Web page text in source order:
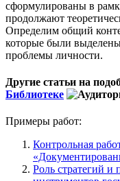
сформулированы в
продолжают
Определим общий
которые были
проблемы личности.
Другие статьи на
Библиотеке
Примеры работ:
Контрольная
Роль стратегий и